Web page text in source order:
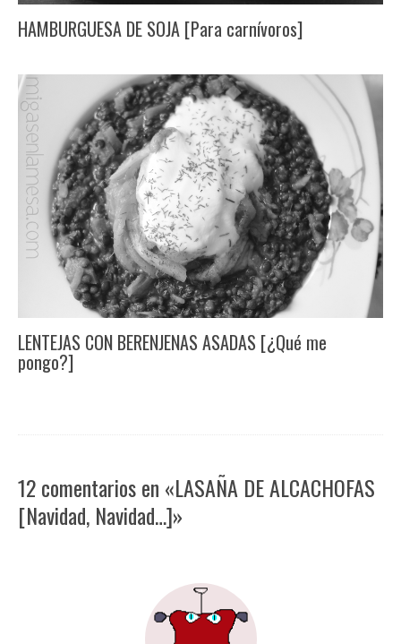
HAMBURGUESA DE SOJA [Para carnívoros]
LENTEJAS CON BERENJENAS ASADAS [¿Qué me
pongo?]
12 comentarios en «LASAÑA DE ALCACHOFAS
[Navidad, Navidad…]»